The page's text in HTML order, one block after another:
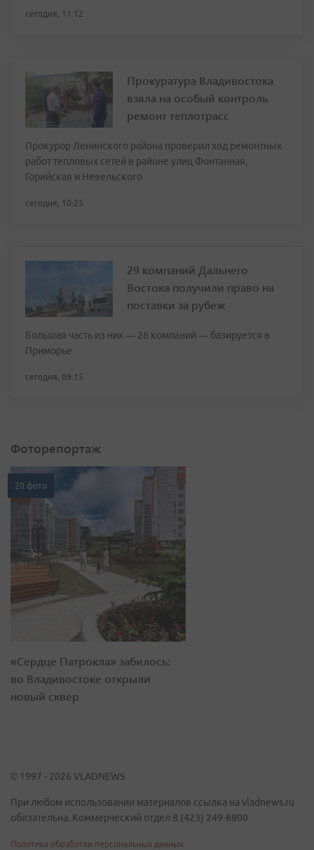
сегодня, 11:12
Прокуратура Владивостока
взяла на особый контроль
ремонт теплотрасс
Прокурор Ленинского района проверил ход ремонтных
работ тепловых сетей в районе улиц Фонтанная,
Горийская и Невельского
сегодня, 10:25
29 компаний Дальнего
Востока получили право на
поставки за рубеж
Большая часть из них — 26 компаний — базируется в
Приморье
сегодня, 09:15
Фоторепортаж
20 фото
«Сердце Патрокла» забилось:
во Владивостоке открыли
новый сквер
© 1997 - 2026 VLADNEWS
При любом использовании материалов ссылка на vladnews.ru
обязательна. Коммерческий отдел 8 (423) 249-8800
Политика обработки персональных данных